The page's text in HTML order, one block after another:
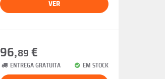
VER
96,89 €
ENTREGA GRATUITA EM STOCK